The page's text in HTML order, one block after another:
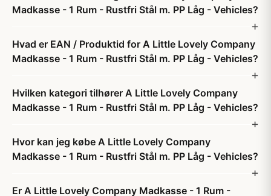
Madkasse - 1 Rum - Rustfri Stål m. PP Låg - Vehicles?
Hvad er EAN / Produktid for A Little Lovely Company
Madkasse - 1 Rum - Rustfri Stål m. PP Låg - Vehicles?
Hvilken kategori tilhører A Little Lovely Company
Madkasse - 1 Rum - Rustfri Stål m. PP Låg - Vehicles?
Hvor kan jeg købe A Little Lovely Company
Madkasse - 1 Rum - Rustfri Stål m. PP Låg - Vehicles?
Er A Little Lovely Company Madkasse - 1 Rum -